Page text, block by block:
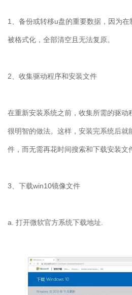
1、备份或转移u盘的重要数据，因为
被格式化，全部清空且无法复原。
2、收集驱动程序和安装文件
在重新安装系统之前，收集所需的驱动
很明智的做法。这样，安装完系统后就
件，而无需再花时间搜索和下载安装文
3、下载win10镜像文件
a. 打开微软官方系统下载地址.